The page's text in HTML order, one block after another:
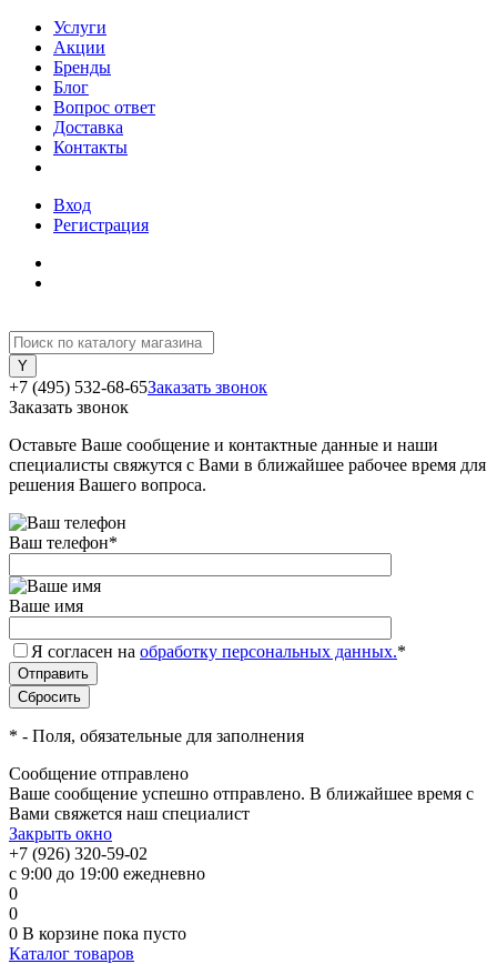
Услуги
Акции
Бренды
Блог
Вопрос ответ
Доставка
Контакты
Вход
Регистрация
+7 (495) 532-68-65Заказать звонок
Заказать звонок
Оставьте Ваше сообщение и контактные данные и наши
специалисты свяжутся с Вами в ближайшее рабочее время для
решения Вашего вопроса.
Ваш телефон*
Ваше имя
Я согласен на обработку персональных данных.*
* - Поля, обязательные для заполнения
Сообщение отправлено
Ваше сообщение успешно отправлено. В ближайшее время с
Вами свяжется наш специалист
Закрыть окно
+7 (926) 320-59-02
с 9:00 до 19:00 ежедневно
0
0
0 В корзине пока пусто
Каталог товаров